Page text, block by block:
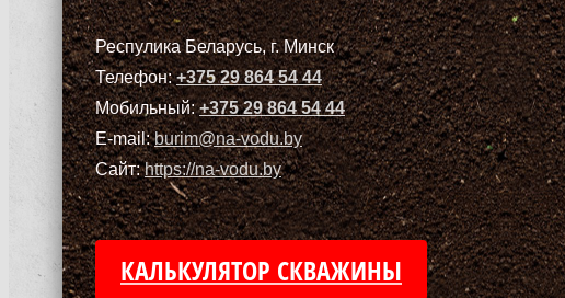
Респулика Беларусь, г. Минск
Телефон:+375 29 864 54 44
Мобильный:+375 29 864 54 44
E-mail:burim@na-vodu.by
Сайт:https://na-vodu.by
КАЛЬКУЛЯТОР СКВАЖИНЫ